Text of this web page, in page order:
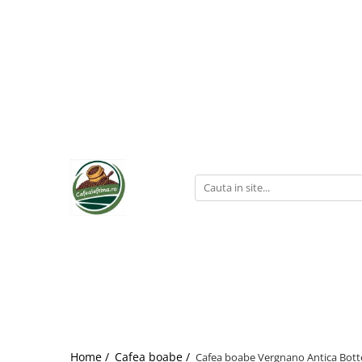
Home / Cafea boabe / Cafea boabe Vergnano Antica